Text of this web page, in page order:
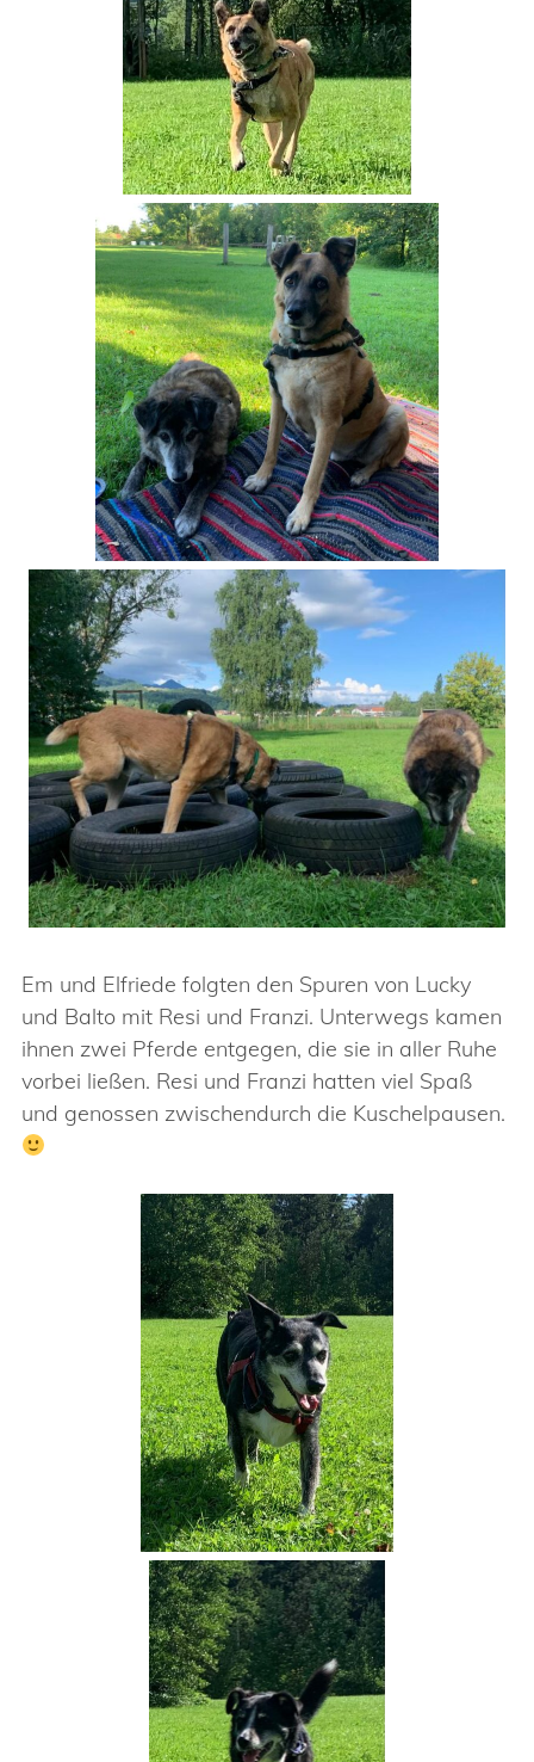
Em und Elfriede folgten den Spuren von Lucky
und Balto mit Resi und Franzi. Unterwegs kamen
ihnen zwei Pferde entgegen, die sie in aller Ruhe
vorbei ließen. Resi und Franzi hatten viel Spaß
und genossen zwischendurch die Kuschelpausen.